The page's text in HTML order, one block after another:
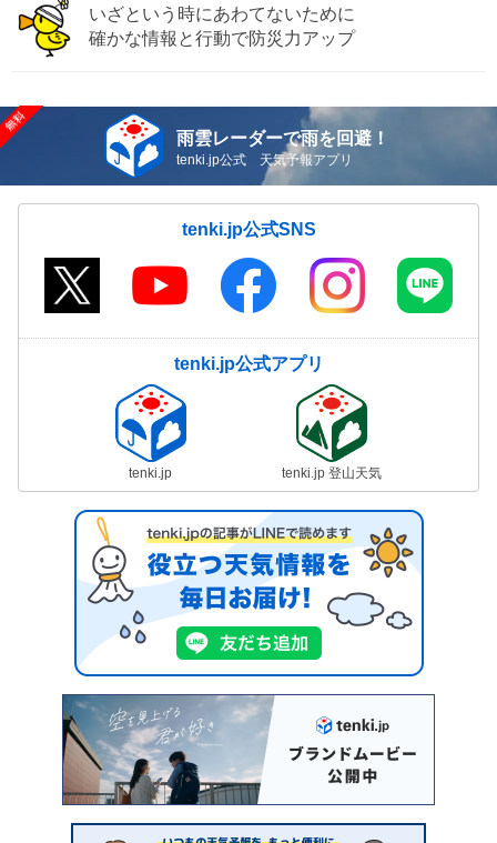
いざという時にあわてないために
確かな情報と行動で防災力アップ
雨雲レーダーで雨を回避！
tenki.jp公式 天気予報アプリ
tenki.jp公式SNS
tenki.jp公式アプリ
tenki.jp tenki.jp 登山天気